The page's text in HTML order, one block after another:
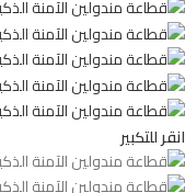
انقر للتكبير